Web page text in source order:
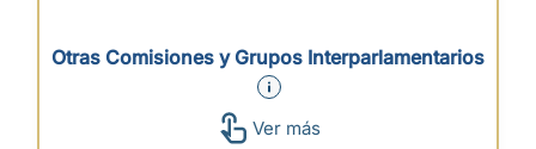
Otras Comisiones y Grupos Interparlamentarios
Ver más